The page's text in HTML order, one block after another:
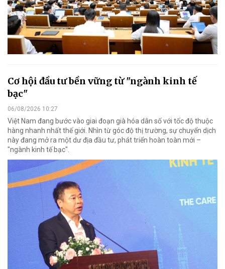
Cơ hội đầu tư bền vững từ "ngành kinh tế
bạc"
06/08/2026 10:27
Việt Nam đang bước vào giai đoạn già hóa dân số với tốc độ thuộc
hàng nhanh nhất thế giới. Nhìn từ góc độ thị trường, sự chuyển dịch
này đang mở ra một dư địa đầu tư, phát triển hoàn toàn mới –
"ngành kinh tế bạc".